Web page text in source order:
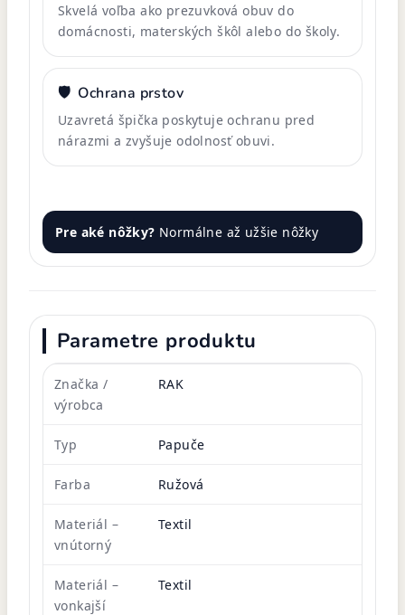
Skvelá voľba ako prezuvková obuv do
domácnosti, materských škôl alebo do školy.
🛡️ Ochrana prstov
Uzavretá špička poskytuje ochranu pred
nárazmi a zvyšuje odolnosť obuvi.
Pre aké nôžky? Normálne až užšie nôžky
Parametre produktu
Značka /
výrobca
RAK
Typ Papuče
Farba Ružová
Materiál –
vnútorný
Textil
Materiál –
vonkajší
Textil